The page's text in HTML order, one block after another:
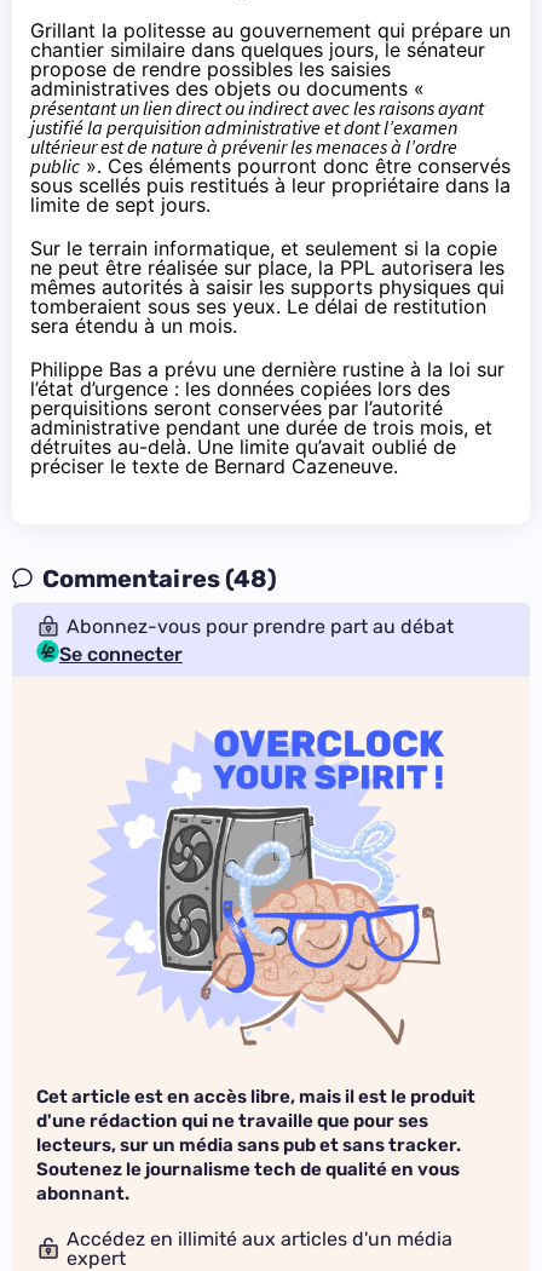
Grillant la politesse au gouvernement qui prépare un
chantier similaire dans quelques jours, le sénateur
propose de rendre possibles les saisies
administratives des objets ou documents «
présentant un lien direct ou indirect avec les raisons ayant
justifié la perquisition administrative et dont l’examen
ultérieur est de nature à prévenir les menaces à l’ordre
public ». Ces éléments pourront donc être conservés
sous scellés puis restitués à leur propriétaire dans la
limite de sept jours.
Sur le terrain informatique, et seulement si la copie
ne peut être réalisée sur place, la PPL autorisera les
mêmes autorités à saisir les supports physiques qui
tomberaient sous ses yeux. Le délai de restitution
sera étendu à un mois.
Philippe Bas a prévu une dernière rustine à la loi sur
l’état d’urgence : les données copiées lors des
perquisitions seront conservées par l’autorité
administrative pendant une durée de trois mois, et
détruites au-delà. Une limite qu’avait oublié de
préciser le texte de Bernard Cazeneuve.
Commentaires (48)
Abonnez-vous pour prendre part au débat
Se connecter
Cet article est en accès libre, mais il est le produit
d'une rédaction qui ne travaille que pour ses
lecteurs, sur un média sans pub et sans tracker.
Soutenez le journalisme tech de qualité en vous
abonnant.
Accédez en illimité aux articles d'un média
expert